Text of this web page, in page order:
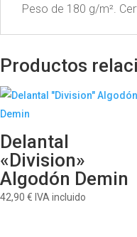
Peso de 180 g/m².
Productos
Delantal
«Division»
Algodón Demin
42,90 € IVA incluido